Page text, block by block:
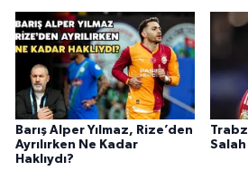
Barış Alper Yılmaz, Rize’den
Ayrılırken Ne Kadar
Haklıydı?